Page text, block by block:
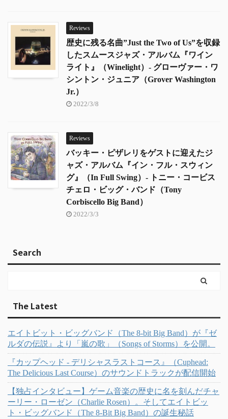
Reviews
歴史に残る名曲”Just the Two of Us”を収録
したスムースジャズ・アルバム『ワイン
ライト』（Winelight）- グローヴァー・ワ
シントン・ジュニア（Grover Washington
Jr.）
2022/3/8
Reviews
バッキー・ピザレリをゲストに迎えたジ
ャズ・アルバム『イン・フル・スウィン
グ』（In Full Swing）- トニー・コービス
チェロ・ビッグ・バンド（Tony
Corbiscello Big Band）
2022/3/3
Search
The Latest
エイトビット・ビッグバンド（The 8-bit Big Band）が『ゼ
ルダの伝説』より「嵐の歌」（Songs of Storms）を公開。
『カップヘッド - デリシャスラストコース』（Cuphead:
The Delicious Last Course）のサウンドトラックが配信開始
【独占インタビュー】ゲーム音楽の歴史に名を刻んだチャ
ーリー・ローゼン（Charlie Rosen）。そしてエイトビッ
ト・ビッグバンド（The 8-Bit Big Band）の誕生秘話